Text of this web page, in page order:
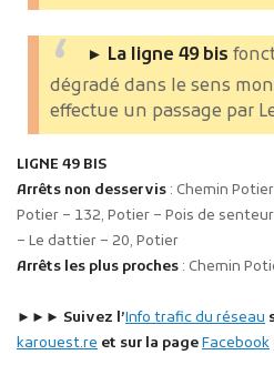
► La ligne 49 bis
dégradé dans le sens
effectue un passage par
LIGNE 49 BIS
Arrêts non desservis : Chemin
Potier – 132, Potier – Pois de
– Le dattier – 20, Potier
Arrêts les plus proches : Chemin
► ► ► Suivez l’Info trafic du réseau
karouest.re et sur la pageFacebook